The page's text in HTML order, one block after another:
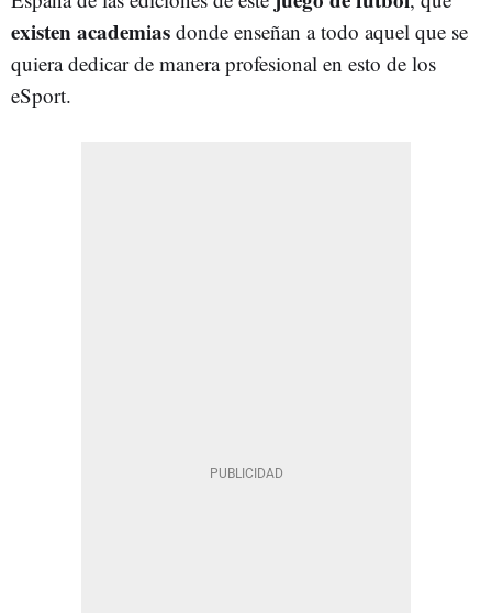
existen academias donde enseñan a todo aquel que se
quiera dedicar de manera profesional en esto de los
eSport.